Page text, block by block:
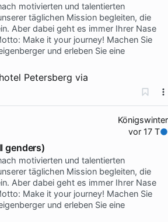
motivierten und talentierten
täglichen Mission begleiten, die
Aber dabei geht es immer Ihrer Nase
Make it your journey! Machen Sie
und erleben Sie eine
Petersberg via
Königswinter
vor 17 T
genders)
motivierten und talentierten
täglichen Mission begleiten, die
Aber dabei geht es immer Ihrer Nase
Make it your journey! Machen Sie
und erleben Sie eine